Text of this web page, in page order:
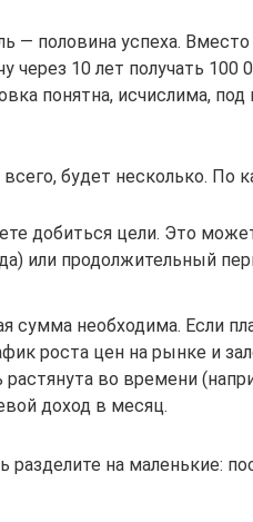
— половина успеха. Вместо
через 10 лет получать 100
понятна, исчислима,
будет несколько. По
добиться цели. Это
или продолжительный
сумма необходима. Если
роста цен на рынке и
растянута во времени
доход в месяц.
на маленькие: